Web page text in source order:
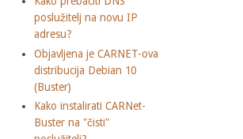
poslužitelj na novu IP
adresu?
Objavljena je CARNET-ova
distribucija Debian 10
(Buster)
Kako instalirati CARNet-
Buster na "čisti"